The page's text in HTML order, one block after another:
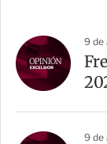
9 de
9 de